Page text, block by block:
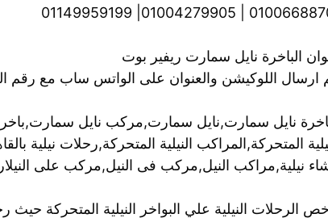
01006688701 | 01004279905|
الباخرة نايل سمارت ريفير بوت
ارسال اللوكيشن والعنوان على الواتس ساب مع رقم
نايل سمارت,نايل سمارت,مركب نايل
المتحركة,المراكب النيلية المتحركة,رحلات نيلية
نيلية,مراكب النيل,مركب فى النيل,مركب على
الرحلات النيلية علي البواخر النيلية المتحركة